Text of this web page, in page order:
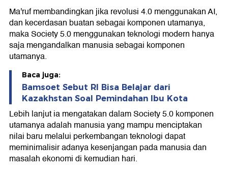
Ma'ruf membandingkan jika revolusi 4.0 menggunakan AI,
dan kecerdasan buatan sebagai komponen utamanya,
maka Society 5.0 menggunakan teknologi modern hanya
saja mengandalkan manusia sebagai komponen
utamanya.
Baca juga:
Bamsoet Sebut RI Bisa Belajar dari
Kazakhstan Soal Pemindahan Ibu Kota
Lebih lanjut ia mengatakan dalam Society 5.0 komponen
utamanya adalah manusia yang mampu menciptakan
nilai baru melalui perkembangan teknologi dapat
meminimalisir adanya kesenjangan pada manusia dan
masalah ekonomi di kemudian hari.